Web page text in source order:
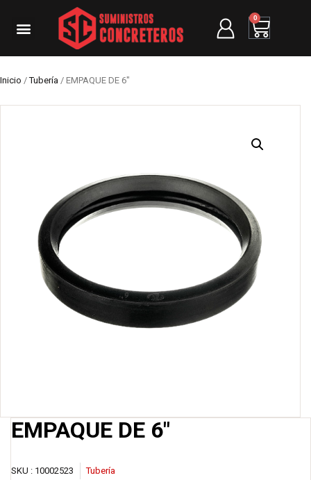
0
Inicio /Tubería / EMPAQUE DE 6″
EMPAQUE DE 6″
SKU : 10002523 Tubería